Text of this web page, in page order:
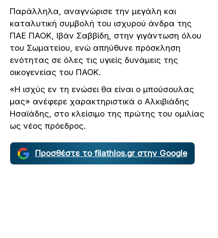
Παράλληλα, αναγνώρισε την μεγάλη και
καταλυτική συμβολή του ισχυρού άνδρα της
ΠΑΕ ΠΑΟΚ, Ιβάν Σαββίδη, στην γιγάντωση όλου
του Σωματείου, ενώ απηύθυνε πρόσκληση
ενότητας σε όλες τις υγιείς δυνάμεις της
οικογενείας του ΠΑΟΚ.
«Η ισχύς εν τη ενώσει θα είναι ο μπούσουλας
μας» ανέφερε χαρακτηριστικά ο Αλκιβιάδης
Ησαϊάδης, στο κλείσιμο της πρώτης του ομιλίας
ως νέος πρόεδρος.
Προσθέστε το filathlos.gr στην Google